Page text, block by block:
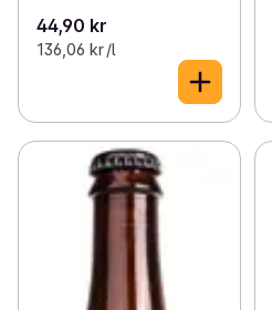
44,90 kr
136,06 kr /l